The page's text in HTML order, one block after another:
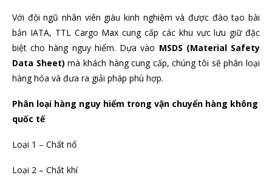
Với đội ngũ nhân viên giàu kinh nghiệm và được đào tạo bài
bản IATA, TTL Cargo Max cung cấp các khu vực lưu giữ đặc
biệt cho hàng nguy hiểm. Dựa vào MSDS (Material Safety
Data Sheet) mà khách hàng cung cấp, chúng tôi sẽ phân loại
hàng hóa và đưa ra giải pháp phù hợp.
Phân loại hàng nguy hiểm trong vận chuyển hàng không
quốc tế
Loại 1 – Chất nổ
Loại 2 – Chất khí